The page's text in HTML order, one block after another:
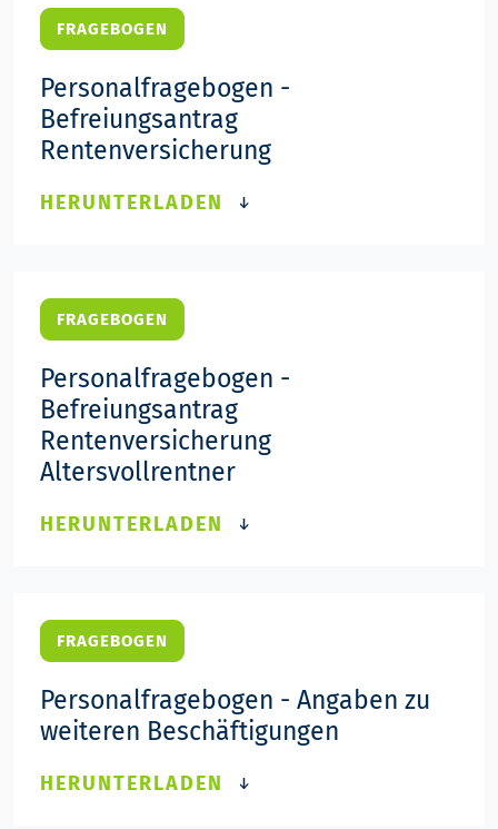
FRAGEBOGEN
Personalfragebogen -
Befreiungsantrag
Rentenversicherung
HERUNTERLADEN
FRAGEBOGEN
Personalfragebogen -
Befreiungsantrag
Rentenversicherung
Altersvollrentner
HERUNTERLADEN
FRAGEBOGEN
Personalfragebogen - Angaben zu
weiteren Beschäftigungen
HERUNTERLADEN